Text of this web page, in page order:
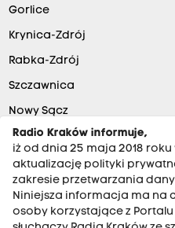
Gorlice
Krynica-Zdrój
Rabka-Zdrój
Szczawnica
Nowy Sącz
Radio Kraków informuje,
iż od dnia 25 maja 2018
aktualizację polityki
zakresie przetwarzania
Niniejsza informacja ma na
osoby korzystające z